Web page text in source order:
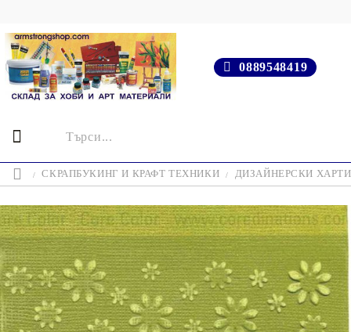
0889548419
СКРАПБУКИНГ И КРАФТ ТЕХНИКИ ДИЗАЙНЕРСКИ